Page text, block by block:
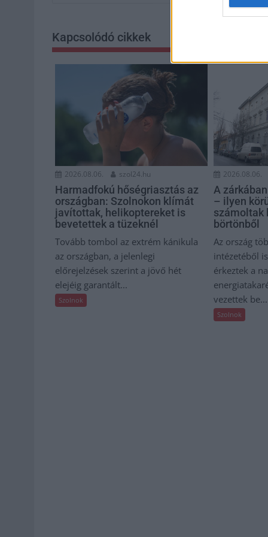
Kapcsolódó cikkek
2026.08.06. szol24.hu
Harmadfokú hőségriasztás az
országban: Szolnokon klímát
javítottak, helikoptereket is
bevetettek a tüzeknél
Tovább tombol az extrém kánikula
az országban, a jelenlegi
előrejelzések szerint a jövő hét
elejéig garantált...
Szolnok
2026.08.06.
A
– ilyen
számoltak
börtönből
Az ország
intézetéből
érkeztek a
vezettek be...
Szolnok